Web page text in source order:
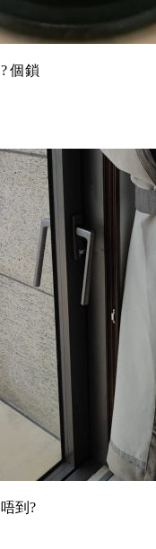
個鎖
到?